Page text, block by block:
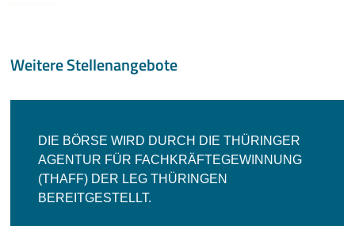
Weitere Stellenangebote